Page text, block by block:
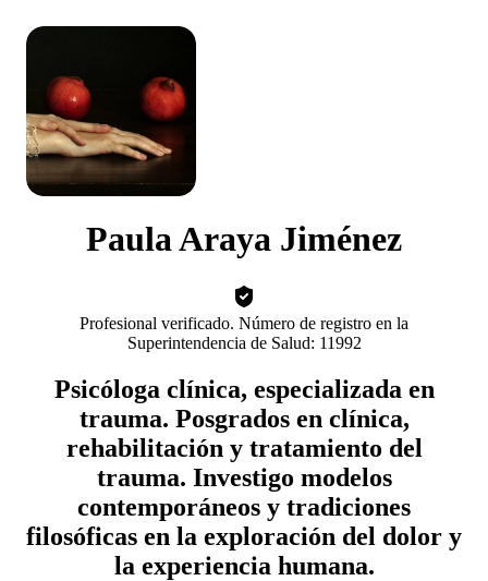
Paula Araya Jiménez
Profesional verificado. Número de registro en la
Superintendencia de Salud: 11992
Psicóloga clínica, especializada en
trauma. Posgrados en clínica,
rehabilitación y tratamiento del
trauma. Investigo modelos
contemporáneos y tradiciones
filosóficas en la exploración del dolor y
la experiencia humana.